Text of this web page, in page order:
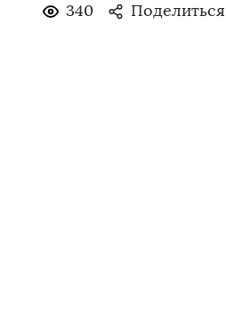
340 Поделиться